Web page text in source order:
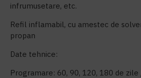
infrumusetare, etc.
Refil inflamabil, cu amestec de
propan
Date tehnice:
Programare: 60, 90, 120, 180 de